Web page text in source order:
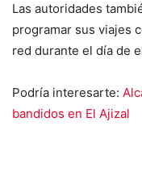
Las autoridades
programar sus viajes
red durante el día de
Podría interesarte:
bandidos en El Ajizal